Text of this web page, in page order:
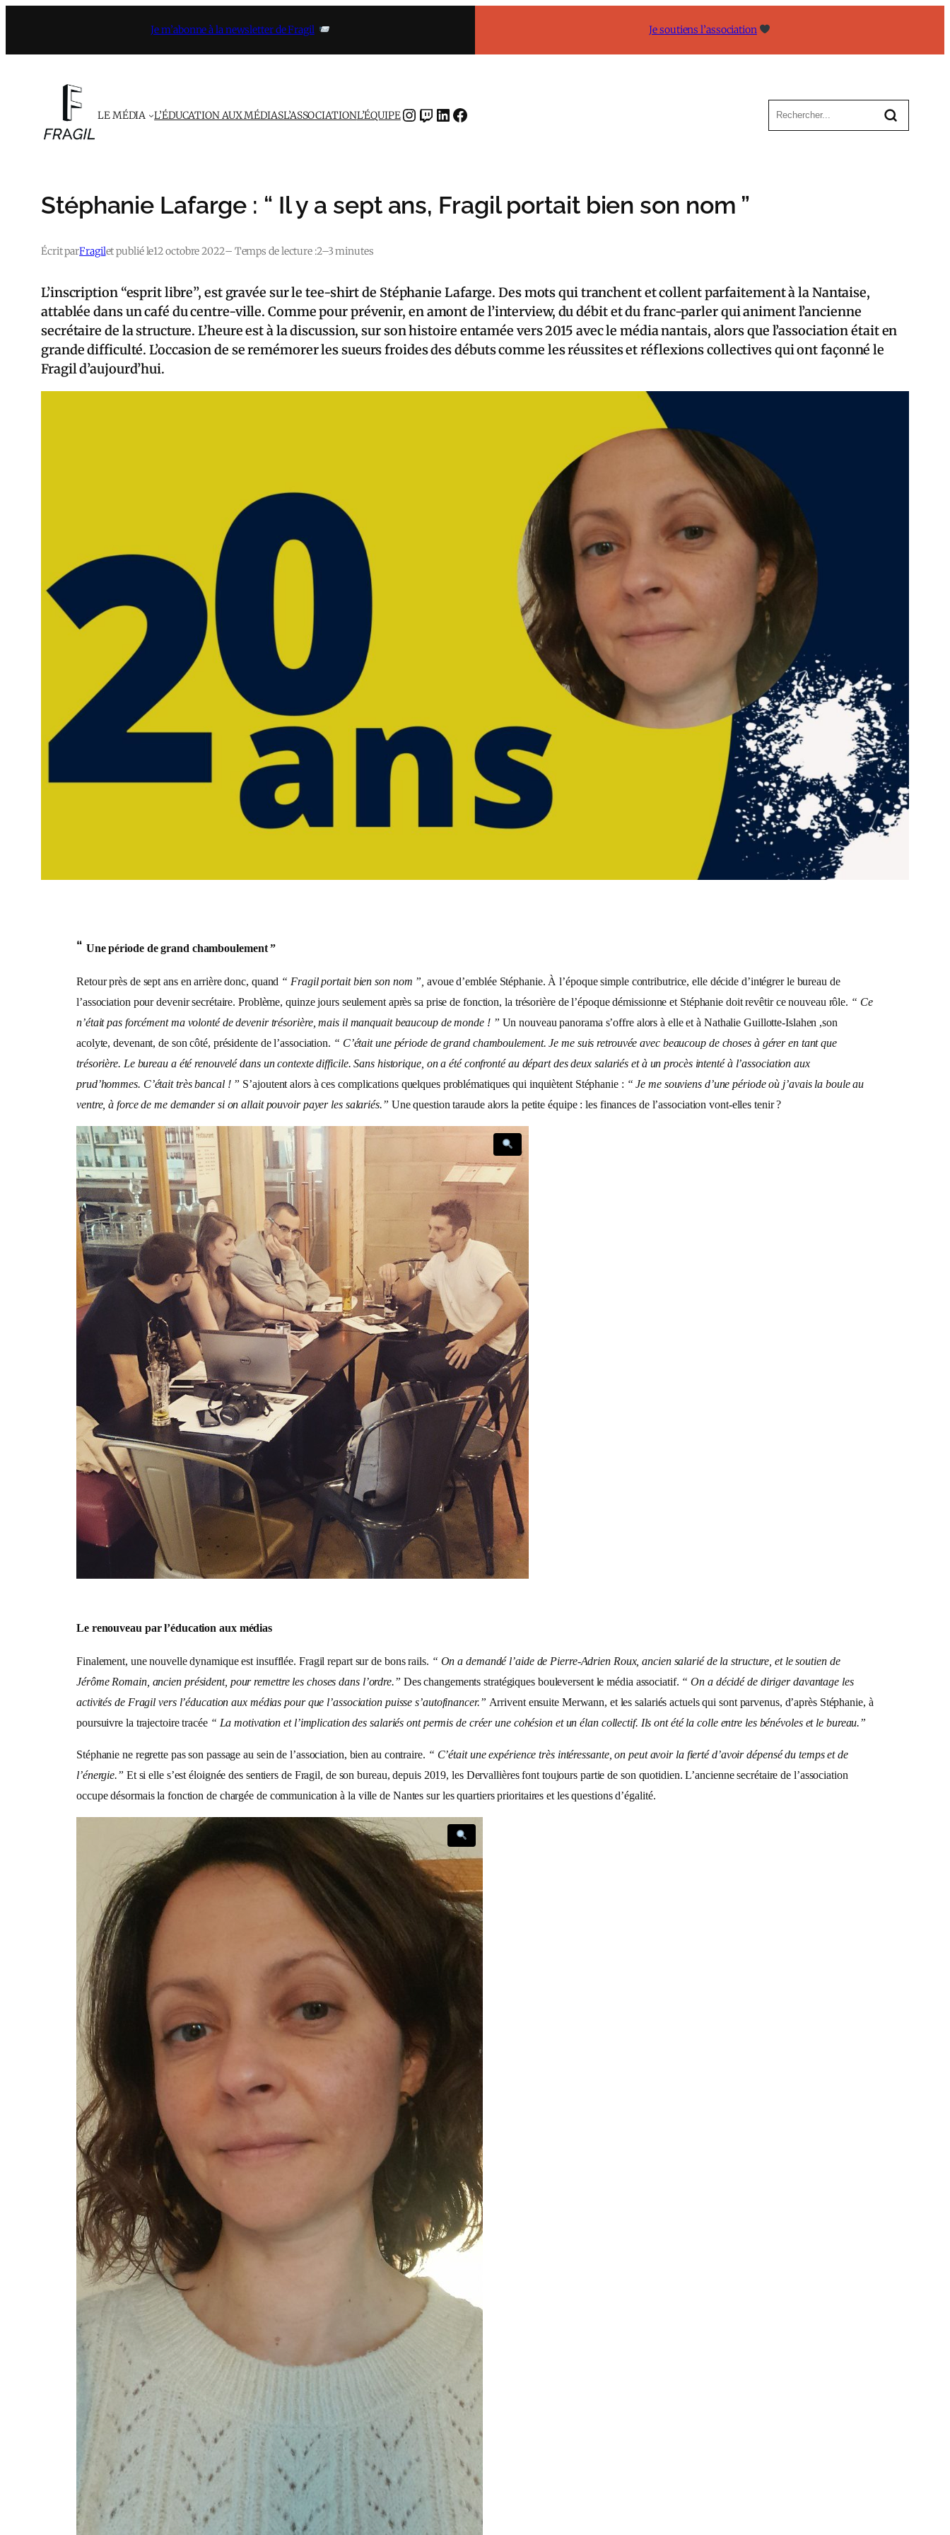
contenu
Je m’abonne à la newsletter de Fragil Je soutiens l’association
LE MÉDIA L’ÉDUCATION AUX MÉDIASL’ASSOCIATIONL’ÉQUIPEINSTAGRAMTWITCH LINKEDIN FACEBOOK
Stéphanie Lafarge : “ Il y a sept ans, Fragil portait bien son nom ”
Écrit parFragilet publié le12 octobre 2022– Temps de lecture :2–3 minutes
L’inscription “esprit libre”, est gravée sur le tee-shirt de Stéphanie Lafarge. Des mots qui tranchent et collent parfaitement à la Nantaise,
attablée dans un café du centre-ville. Comme pour prévenir, en amont de l’interview, du débit et du franc-parler qui animent l’ancienne
secrétaire de la structure. L’heure est à la discussion, sur son histoire entamée vers 2015 avec le média nantais, alors que l’association était en
grande difficulté. L’occasion de se remémorer les sueurs froides des débuts comme les réussites et réflexions collectives qui ont façonné le
Fragil d’aujourd’hui.
“ Une période de grand chamboulement ”
Retour près de sept ans en arrière donc, quand “ Fragil portait bien son nom ”, avoue d’emblée Stéphanie. À l’époque simple contributrice, elle décide d’intégrer le bureau de
l’association pour devenir secrétaire. Problème, quinze jours seulement après sa prise de fonction, la trésorière de l’époque démissionne et Stéphanie doit revêtir ce nouveau rôle. “ Ce
n’était pas forcément ma volonté de devenir trésorière, mais il manquait beaucoup de monde ! ” Un nouveau panorama s’offre alors à elle et à Nathalie Guillotte-Islahen ,son
acolyte, devenant, de son côté, présidente de l’association. “ C’était une période de grand chamboulement. Je me suis retrouvée avec beaucoup de choses à gérer en tant que
trésorière. Le bureau a été renouvelé dans un contexte difficile. Sans historique, on a été confronté au départ des deux salariés et à un procès intenté à l’association aux
prud’hommes. C’était très bancal ! ” S’ajoutent alors à ces complications quelques problématiques qui inquiètent Stéphanie : “ Je me souviens d’une période où j’avais la boule au
ventre, à force de me demander si on allait pouvoir payer les salariés.” Une question taraude alors la petite équipe : les finances de l’association vont-elles tenir ?
Le renouveau par l’éducation aux médias
Finalement, une nouvelle dynamique est insufflée. Fragil repart sur de bons rails. “ On a demandé l’aide de Pierre-Adrien Roux, ancien salarié de la structure, et le soutien de
Jérôme Romain, ancien président, pour remettre les choses dans l’ordre.” Des changements stratégiques bouleversent le média associatif. “ On a décidé de diriger davantage les
activités de Fragil vers l’éducation aux médias pour que l’association puisse s’autofinancer.” Arrivent ensuite Merwann, et les salariés actuels qui sont parvenus, d’après Stéphanie, à
poursuivre la trajectoire tracée “ La motivation et l’implication des salariés ont permis de créer une cohésion et un élan collectif. Ils ont été la colle entre les bénévoles et le bureau.”
Stéphanie ne regrette pas son passage au sein de l’association, bien au contraire. “ C’était une expérience très intéressante, on peut avoir la fierté d’avoir dépensé du temps et de
l’énergie.” Et si elle s’est éloignée des sentiers de Fragil, de son bureau, depuis 2019, les Dervallières font toujours partie de son quotidien. L’ancienne secrétaire de l’association
occupe désormais la fonction de chargée de communication à la ville de Nantes sur les quartiers prioritaires et les questions d’égalité.